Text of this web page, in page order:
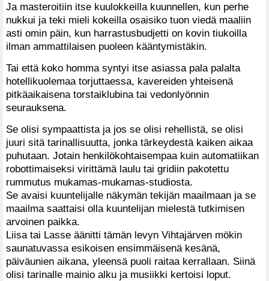
Ja masteroitiin itse kuulokkeilla kuunnellen, kun perhe
nukkui ja teki mieli kokeilla osaisiko tuon viedä maaliin
asti omin päin, kun harrastusbudjetti on kovin tiukoilla
ilman ammattilaisen puoleen kääntymistäkin.
Tai että koko homma syntyi itse asiassa pala palalta
hotellikuolemaa torjuttaessa, kavereiden yhteisenä
pitkäaikaisena torstaiklubina tai vedonlyönnin
seurauksena.
Se olisi sympaattista ja jos se olisi rehellistä, se olisi
juuri sitä tarinallisuutta, jonka tärkeydestä kaiken aikaa
puhutaan. Jotain henkilökohtaisempaa kuin automatiikan
robottimaiseksi virittämä laulu tai gridiin pakotettu
rummutus mukamas-mukamas-studiosta.
Se avaisi kuuntelijalle näkymän tekijän maailmaan ja se
maailma saattaisi olla kuuntelijan mielestä tutkimisen
arvoinen paikka.
Liisa tai Lasse äänitti tämän levyn Vihtajärven mökin
saunatuvassa esikoisen ensimmäisenä kesänä,
päiväunien aikana, yleensä puoli raitaa kerrallaan. Siinä
olisi tarinalle mainio alku ja musiikki kertoisi loput.